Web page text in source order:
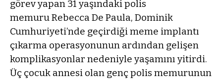
görev yapan 31 yaşındaki polis
memuru Rebecca De Paula, Dominik
Cumhuriyeti’nde geçirdiği meme implantı
çıkarma operasyonunun ardından gelişen
komplikasyonlar nedeniyle yaşamını yitirdi.
Üç çocuk annesi olan genç polis memurunun